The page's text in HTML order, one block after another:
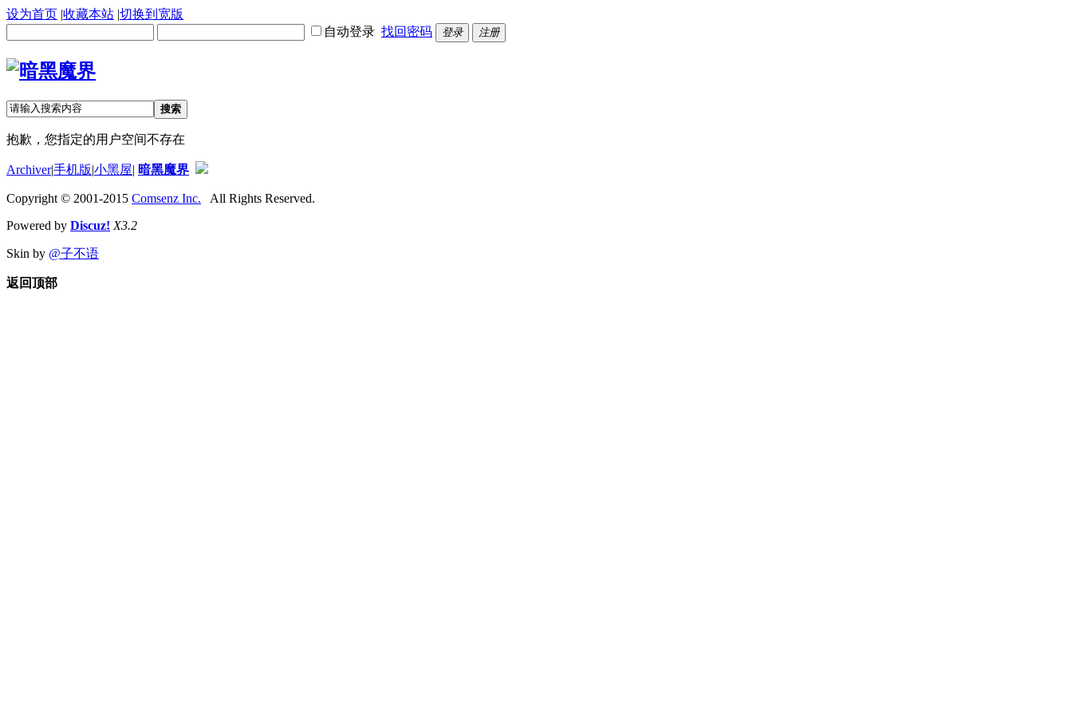
设为首页 |收藏本站 |切换到宽版
自动登录 找回密码 登录 注册
搜索
抱歉，您指定的用户空间不存在
Archiver|手机版|小黑屋| 暗黑魔界
Copyright © 2001-2015 Comsenz Inc. All Rights Reserved.
Powered by Discuz! X3.2
Skin by @子不语
返回顶部